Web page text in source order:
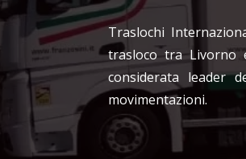
Traslochi
trasloco tra Livorno
considerata leader
movimentazioni.